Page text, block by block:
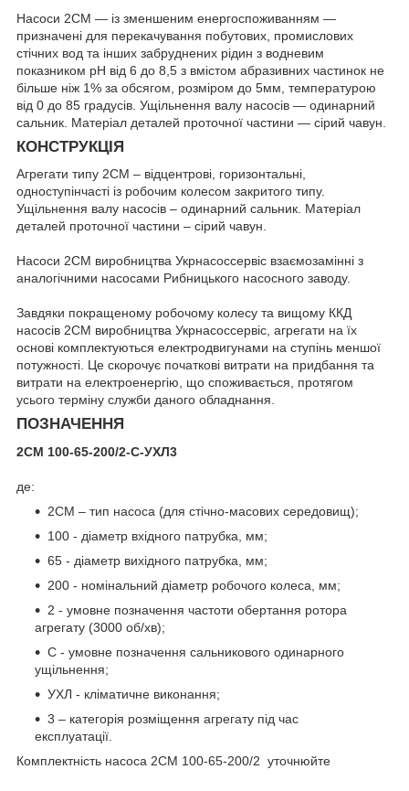
Насоси 2СМ — із зменшеним енергоспоживанням —
призначені для перекачування побутових, промислових
стічних вод та інших забруднених рідин з водневим
показником рН від 6 до 8,5 з вмістом абразивних частинок не
більше ніж 1% за обсягом, розміром до 5мм, температурою
від 0 до 85 градусів. Ущільнення валу насосів — одинарний
сальник. Матеріал деталей проточної частини — сірий чавун.
КОНСТРУКЦІЯ
Агрегати типу 2СМ – відцентрові, горизонтальні,
одноступінчасті із робочим колесом закритого типу.
Ущільнення валу насосів – одинарний сальник. Матеріал
деталей проточної частини – сірий чавун.
Насоси 2СМ виробництва Укрнасоссервіс взаємозамінні з
аналогічними насосами Рибницького насосного заводу.
Завдяки покращеному робочому колесу та вищому ККД
насосів 2СМ виробництва Укрнасоссервіс, агрегати на їх
основі комплектуються електродвигунами на ступінь меншої
потужності. Це скорочує початкові витрати на придбання та
витрати на електроенергію, що споживається, протягом
усього терміну служби даного обладнання.
ПОЗНАЧЕННЯ
2СМ 100-65-200/2-С-УХЛ3
де:
2СМ – тип насоса (для стічно-масових середовищ);
100 - діаметр вхідного патрубка, мм;
65 - діаметр вихідного патрубка, мм;
200 - номінальний діаметр робочого колеса, мм;
2 - умовне позначення частоти обертання ротора
агрегату (3000 об/хв);
С - умовне позначення сальникового одинарного
ущільнення;
УХЛ - кліматичне виконання;
3 – категорія розміщення агрегату під час
експлуатації.
Комплектність насоса 2СМ 100-65-200/2 уточнюйте